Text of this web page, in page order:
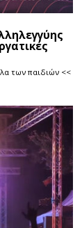
των παιδιών <<